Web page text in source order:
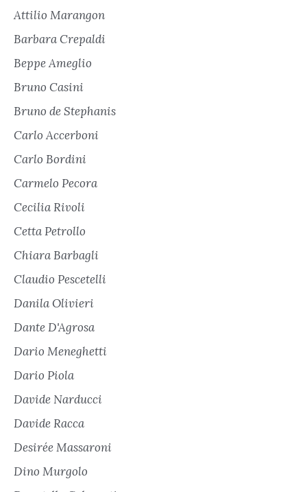
Attilio Marangon
Barbara Crepaldi
Beppe Ameglio
Bruno Casini
Bruno de Stephanis
Carlo Accerboni
Carlo Bordini
Carmelo Pecora
Cecilia Rivoli
Cetta Petrollo
Chiara Barbagli
Claudio Pescetelli
Danila Olivieri
Dante D'Agrosa
Dario Meneghetti
Dario Piola
Davide Narducci
Davide Racca
Desirée Massaroni
Dino Murgolo